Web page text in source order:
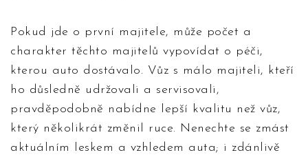
Pokud jde o první majitele, může počet a
charakter těchto majitelů vypovídat o péči,
kterou auto dostávalo. Vůz s málo majiteli, kteří
ho důsledně udržovali a servisovali,
pravděpodobně nabídne lepší kvalitu než vůz,
který několikrát změnil ruce. Nenechte se zmást
aktuálním leskem a vzhledem auta; i zdánlivě